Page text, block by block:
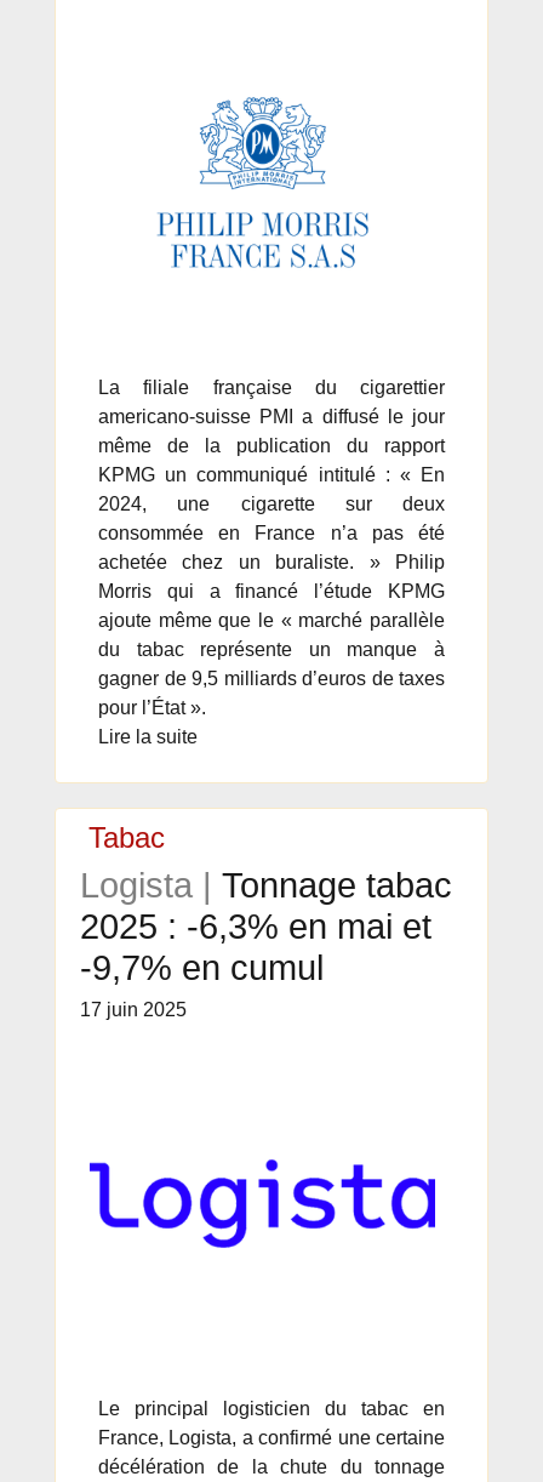
La filiale française du cigarettier
americano-suisse PMI a diffusé le jour
même de la publication du rapport
KPMG un communiqué intitulé : « En
2024, une cigarette sur deux
consommée en France n’a pas été
achetée chez un buraliste. » Philip
Morris qui a financé l’étude KPMG
ajoute même que le « marché parallèle
du tabac représente un manque à
gagner de 9,5 milliards d’euros de taxes
pour l’État ».
Lire la suite
Tabac
Logista | Tonnage tabac
2025 : -6,3% en mai et
-9,7% en cumul
17 juin 2025
Le principal logisticien du tabac en
France, Logista, a confirmé une certaine
décélération de la chute du tonnage